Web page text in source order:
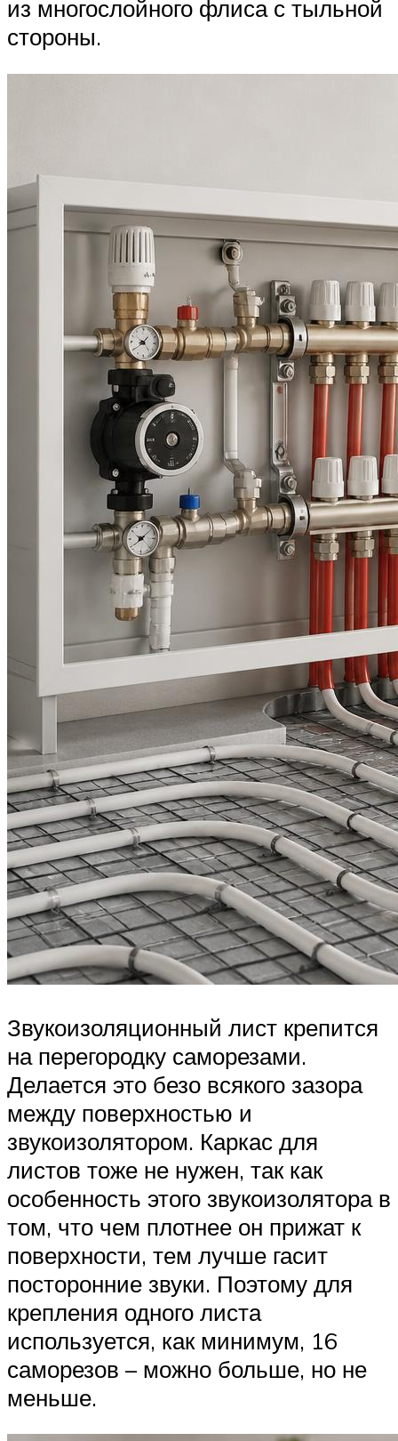
из многослойного флиса с тыльной
стороны.
Звукоизоляционный лист крепится
на перегородку саморезами.
Делается это безо всякого зазора
между поверхностью и
звукоизолятором. Каркас для
листов тоже не нужен, так как
особенность этого звукоизолятора в
том, что чем плотнее он прижат к
поверхности, тем лучше гасит
посторонние звуки. Поэтому для
крепления одного листа
используется, как минимум, 16
саморезов – можно больше, но не
меньше.